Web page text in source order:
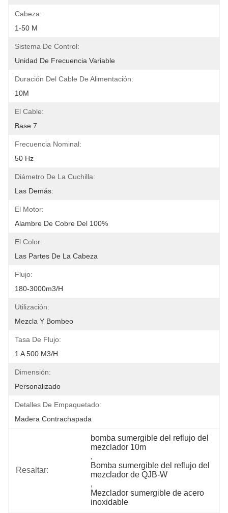
Cabeza:
1-50 M
Sistema De Control:
Unidad De Frecuencia Variable
Duración Del Cable De Alimentación:
10M
El Cable:
Base 7
Frecuencia Nominal:
50 Hz
Diámetro De La Cuchilla:
Las Demás:
El Motor:
Alambre De Cobre Del 100%
El Color:
Las Partes De La Cabeza
Flujo:
180-3000m3/h
Utilización:
Mezcla Y Bombeo
Tasa De Flujo:
1 A 500 M3/h
Dimensión:
Personalizado
Detalles De Empaquetado:
Madera Contrachapada
Resaltar:
bomba sumergible del reflujo del
mezclador 10m
,
Bomba sumergible del reflujo del
mezclador de QJB-W
,
Mezclador sumergible de acero
inoxidable